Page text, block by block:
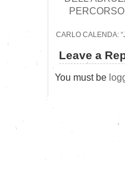
CARLO CALENDA:
Leave a
You must be